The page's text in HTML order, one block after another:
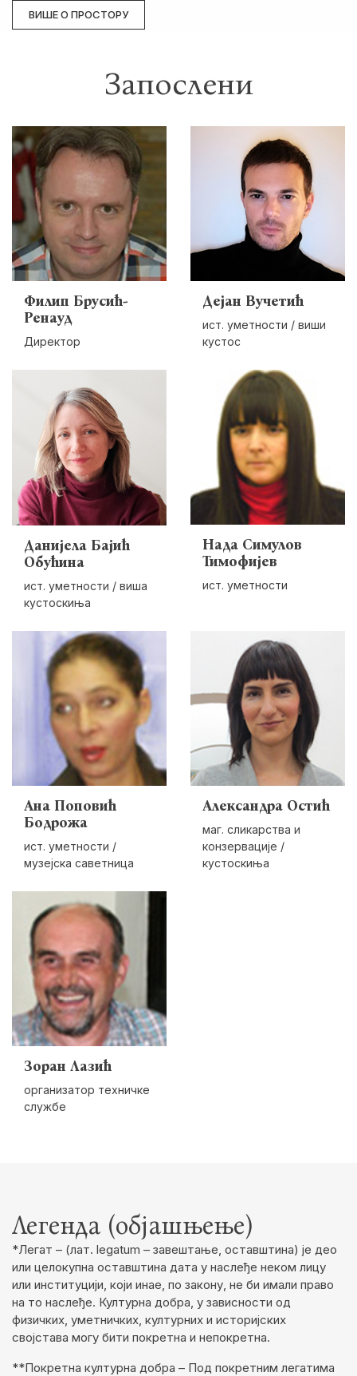
ВИШЕ О ПРОСТОРУ
Запослени
Филип Брусић-
Ренауд
Директор
Дејан Вучетић
ист. уметности / виши
кустос
Данијела Бајић
Обућина
ист. уметности / виша
кустоскиња
Нада Симулов
Тимофијев
ист. уметности
Ана Поповић
Бодрожа
ист. уметности /
музејска саветница
Александра Остић
маг. сликарства и
конзервације /
кустоскиња
Зоран Лазић
организатор техничке
службе
Легенда (објашњење)
*Легат – (лат. legatum – завештање, оставштина) је део
или целокупна оставштина дата у наслеђе неком лицу
или институцији, који инае, по закону, не би имали право
на то наслеђе. Културна добра, у зависности од
физичких, уметничких, културних и историјских
својстава могу бити покретна и непокретна.
**Покретна културна добра – Под покретним легатима